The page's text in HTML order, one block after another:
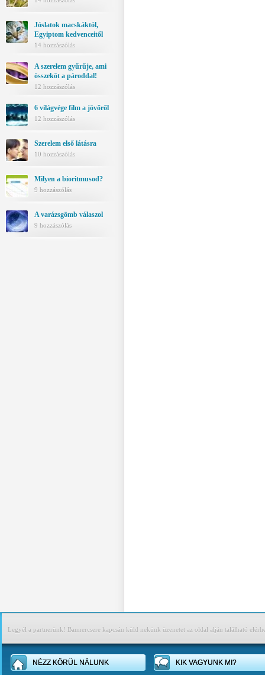
Jóslatok macskáktól,
Egyiptom kedvenceitől
14 hozzászólás
A szerelem gyűrűje, ami
összeköt a pároddal!
12 hozzászólás
6 világvége film a jövőről
12 hozzászólás
Szerelem első látásra
10 hozzászólás
Milyen a bioritmusod?
9 hozzászólás
A varázsgömb válaszol
9 hozzászólás
Legyél a partnerünk! Bannercsere kapcsán küld nekünk üzenetet az oldal alján található
NÉZZ KÖRÜL NÁLUNK KIK VAGYUNK MI?